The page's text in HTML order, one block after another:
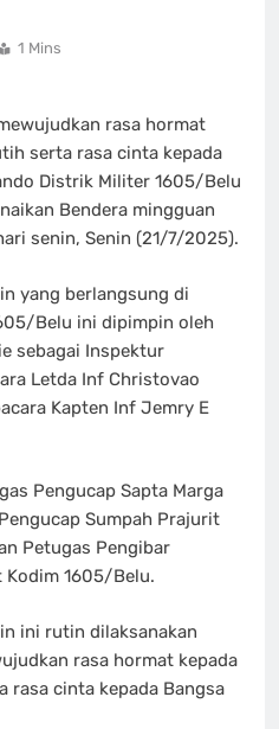
1 Mins
rasa hormat
serta rasa cinta kepada
Distrik Militer 1605/Belu
Bendera mingguan
senin, Senin (21/7/2025).
yang berlangsung di
Belu ini dipimpin oleh
sebagai Inspektur
Letda Inf Christovao
Kapten Inf Jemry E
Pengucap Sapta Marga
Sumpah Prajurit
Petugas Pengibar
1605/Belu.
ini rutin dilaksanakan
rasa hormat kepada
rasa cinta kepada Bangsa